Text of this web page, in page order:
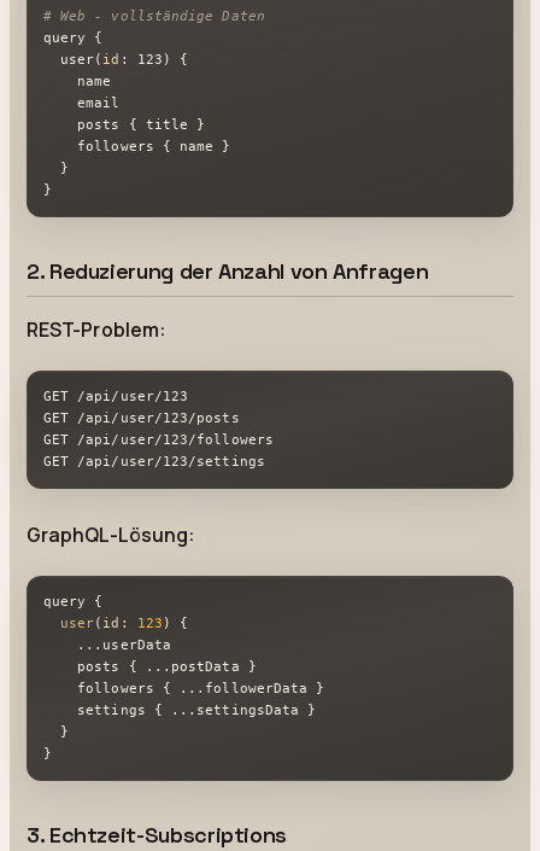
# Web - vollständige Daten
query {
  user(
id : 123) {
    name
    email
    posts { title }
    followers { name }
  }
}
2. Reduzierung der Anzahl von Anfragen
REST-Problem:
GET /api/user/123
GET /api/user/123/posts
GET /api/user/123/followers
GET /api/user/123/settings
GraphQL-Lösung:
query {
user( id: 123 ) {
    ...userData
    posts { ...postData }
    followers { ...followerData }
    settings { ...settingsData }
  }
}
3. Echtzeit-Subscriptions